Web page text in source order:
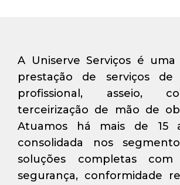
A Uniserve Serviços é
prestação de serviços
profissional, asseio,
terceirização de mão de
Atuamos há mais de 15
consolidada nos
soluções completas
segurança, conformidade